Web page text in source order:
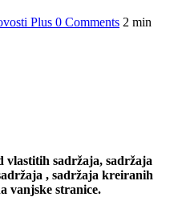
Plus 0 Comments 2 min
vlastitih sadržaja, sadržaja
, sadržaja kreiranih
vanjske stranice.